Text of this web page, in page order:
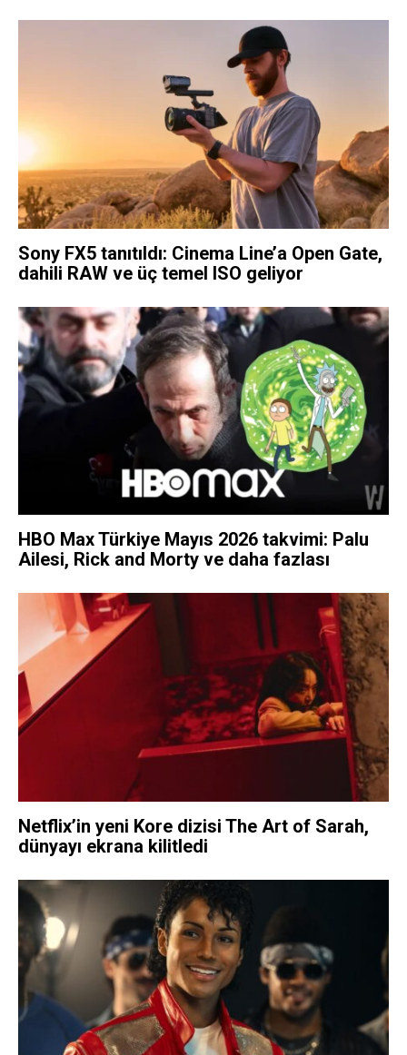
Sony FX5 tanıtıldı: Cinema Line’a Open Gate,
dahili RAW ve üç temel ISO geliyor
HBO Max Türkiye Mayıs 2026 takvimi: Palu
Ailesi, Rick and Morty ve daha fazlası
Netflix’in yeni Kore dizisi The Art of Sarah,
dünyayı ekrana kilitledi